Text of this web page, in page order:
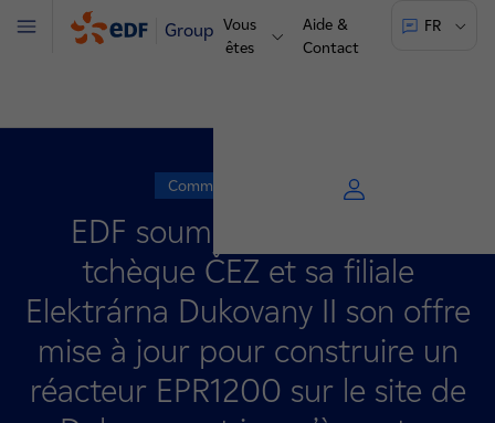
Groupe Vous
êtes
Aide &
Contact
FR
Menu
Communiqué de presse
EDF soumet à l’exploitant
tchèque ČEZ et sa filiale
Elektrárna Dukovany II son offre
mise à jour pour construire un
réacteur EPR1200 sur le site de